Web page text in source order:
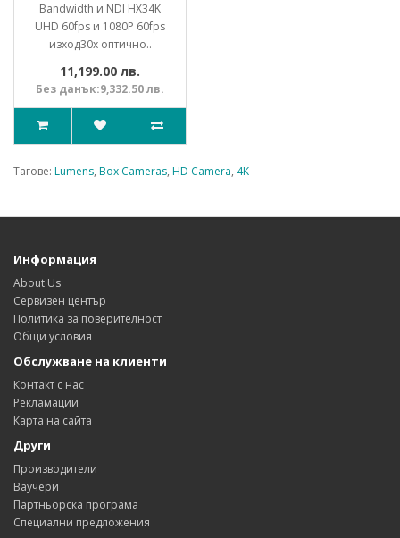
Bandwidth и NDI HX34K
UHD 60fps и 1080P 60fps
изход30x оптично..
11,199.00 лв.
Без данък:9,332.50 лв.
Тагове: Lumens, Box Cameras, HD Camera, 4K
Информация
About Us
Сервизен център
Политика за поверителност
Общи условия
Обслужване на клиенти
Контакт с нас
Рекламации
Карта на сайта
Други
Производители
Ваучери
Партньорска програма
Специални предложения